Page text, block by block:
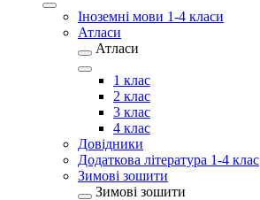
Іноземні мови 1-4 класи
Атласи
Атласи
1 клас
2 клас
3 клас
4 клас
Довідники
Додаткова література 1-4 клас
Зимові зошити
Зимові зошити